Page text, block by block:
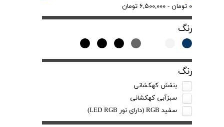
۰ تومان - ۶,۵۰۰,۰۰۰ تومان
رنگ
رنگ
بنفش کهکشانی
سبزآبی کهکشانی
سفید RGB (دارای نور LED RGB)